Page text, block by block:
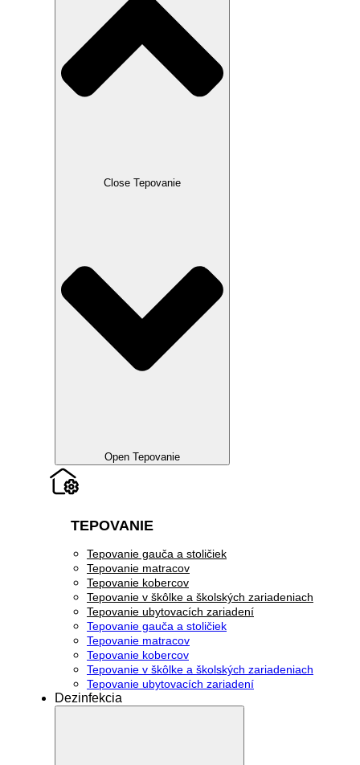
Close Tepovanie
Open Tepovanie
TEPOVANIE
Tepovanie gauča a stoličiek
Tepovanie matracov
Tepovanie kobercov
Tepovanie v škôlke a školských zariadeniach
Tepovanie ubytovacích zariadení
Tepovanie gauča a stoličiek
Tepovanie matracov
Tepovanie kobercov
Tepovanie v škôlke a školských zariadeniach
Tepovanie ubytovacích zariadení
Dezinfekcia